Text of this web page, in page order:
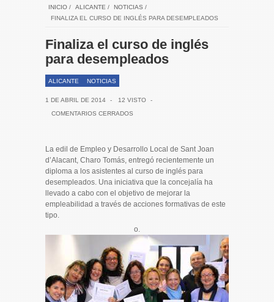
INICIO / ALICANTE / NOTICIAS /
FINALIZA EL CURSO DE INGLÉS PARA DESEMPLEADOS
Finaliza el curso de inglés
para desempleados
ALICANTE NOTICIAS
1 DE ABRIL DE 2014 - 12 VISTO
-
COMENTARIOS CERRADOS
La edil de Empleo y Desarrollo Local de Sant Joan
d’Alacant, Charo Tomás, entregó recientemente un
diploma a los asistentes al curso de inglés para
desempleados. Una iniciativa que la concejalía ha
llevado a cabo con el objetivo de mejorar la
empleabilidad a través de acciones formativas de este
tipo.
o.